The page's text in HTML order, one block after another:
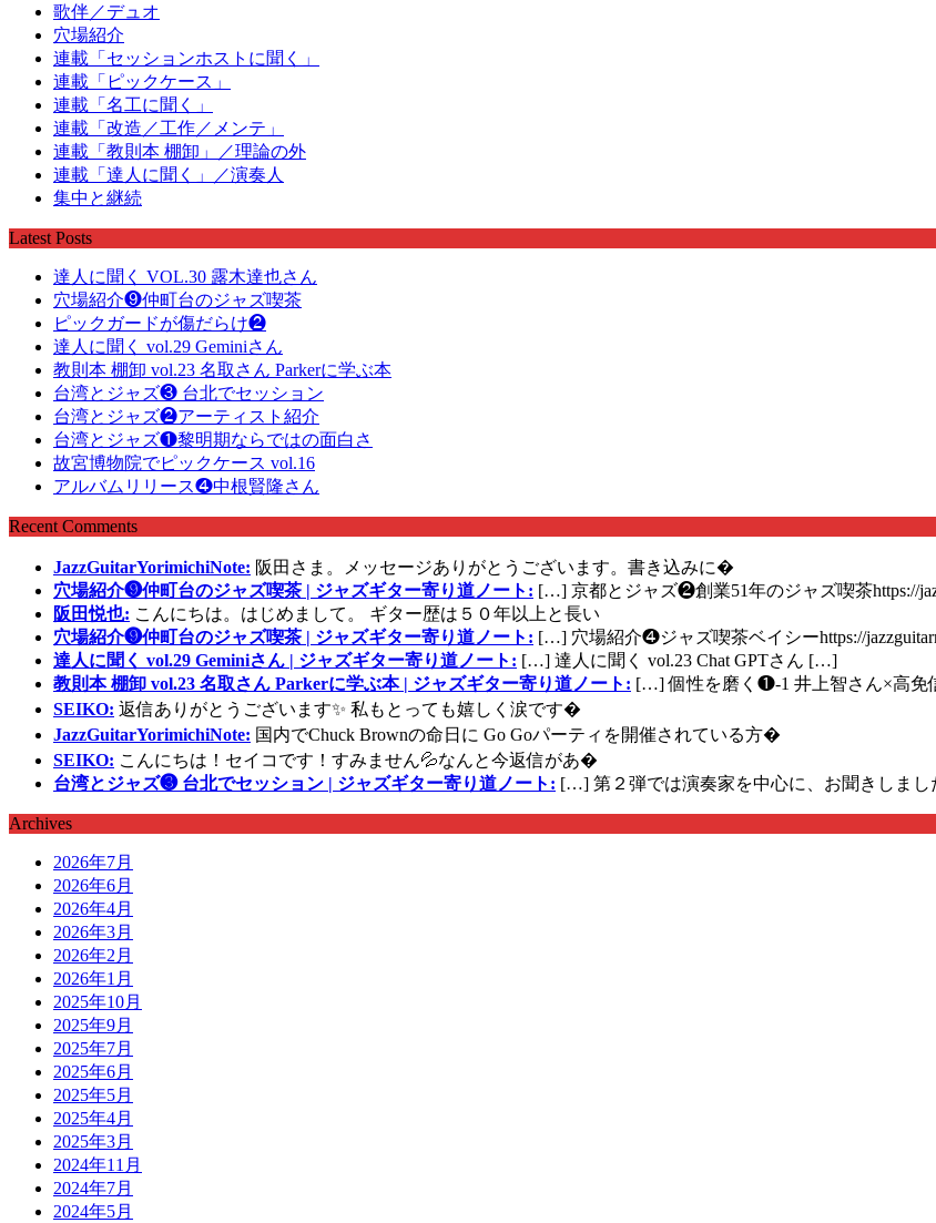
歌伴／デュオ
穴場紹介
連載「セッションホストに聞く」
連載「ピックケース」
連載「名工に聞く」
連載「改造／工作／メンテ」
連載「教則本 棚卸」／理論の外
連載「達人に聞く」／演奏人
集中と継続
Latest Posts
達人に聞く VOL.30 露木達也さん
穴場紹介❾仲町台のジャズ喫茶
ピックガードが傷だらけ❷
達人に聞く vol.29 Geminiさん
教則本 棚卸 vol.23 名取さん Parkerに学ぶ本
台湾とジャズ❸ 台北でセッション
台湾とジャズ❷アーティスト紹介
台湾とジャズ❶黎明期ならではの面白さ
故宮博物院でピックケース vol.16
アルバムリリース❹中根賢隆さん
Recent Comments
JazzGuitarYorimichiNote: 阪田さま。メッセージありがとうございます。書き込みに�
穴場紹介❾仲町台のジャズ喫茶 | ジャズギター寄り道ノート: […] 京都とジャズ❷創業51年のジャズ喫茶https://
阪田悦也: こんにちは。はじめまして。 ギター歴は５０年以上と長い
穴場紹介❾仲町台のジャズ喫茶 | ジャズギター寄り道ノート: […] 穴場紹介❹ジャズ喫茶ベイシーhttps://
達人に聞く vol.29 Geminiさん | ジャズギター寄り道ノート: […] 達人に聞く vol.23 Chat GPTさん […]
教則本 棚卸 vol.23 名取さん Parkerに学ぶ本 | ジャズギター寄り道ノート: […] 個性を磨く❶-1 井上智さん×高免
SEIKO: 返信ありがとうございます✨ 私もとっても嬉しく涙です�
JazzGuitarYorimichiNote: 国内でChuck Brownの命日に Go Goパーティを開催されている方�
SEIKO: こんにちは！セイコです！すみません💦なんと今返信があ�
台湾とジャズ❸ 台北でセッション | ジャズギター寄り道ノート: […] 第２弾では演奏家を中心に、お聞きしま
Archives
2026年7月
2026年6月
2026年4月
2026年3月
2026年2月
2026年1月
2025年10月
2025年9月
2025年7月
2025年6月
2025年5月
2025年4月
2025年3月
2024年11月
2024年7月
2024年5月